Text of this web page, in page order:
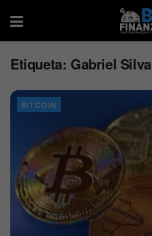
Etiqueta: Gabriel Silva
BITCOIN